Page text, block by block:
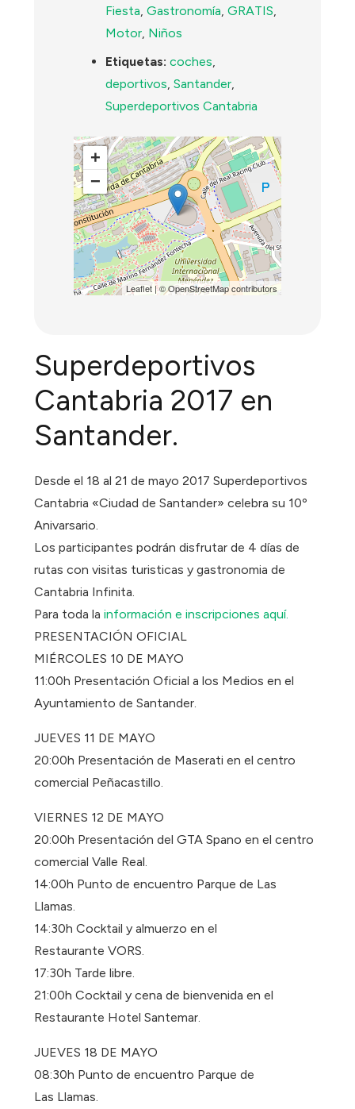
Fiesta,Gastronomía,GRATIS,
Motor, Niños
Etiquetas: coches,
deportivos,Santander,
Superdeportivos Cantabria
+
−
Leaflet| ©OpenStreetMapcontributors
Superdeportivos
Cantabria 2017 en
Santander.
Desde el 18 al 21 de mayo 2017 Superdeportivos
Cantabria «Ciudad de Santander» celebra su 10º
Anivarsario.
Los participantes podrán disfrutar de 4 días de
rutas con visitas turisticas y gastronomia de
Cantabria Infinita.
Para toda lainformación e inscripciones aquí.
PRESENTACIÓN OFICIAL
MIÉRCOLES 10 DE MAYO
11:00h Presentación Oficial a los Medios en el
Ayuntamiento de Santander.
JUEVES 11 DE MAYO
20:00h Presentación de Maserati en el centro
comercial Peñacastillo.
VIERNES 12 DE MAYO
20:00h Presentación del GTA Spano en el centro
comercial Valle Real.
14:00h Punto de encuentro Parque de Las
Llamas.
14:30h Cocktail y almuerzo en el
Restaurante VORS.
17:30h Tarde libre.
21:00h Cocktail y cena de bienvenida en el
Restaurante Hotel Santemar.
JUEVES 18 DE MAYO
08:30h Punto de encuentro Parque de
Las Llamas.